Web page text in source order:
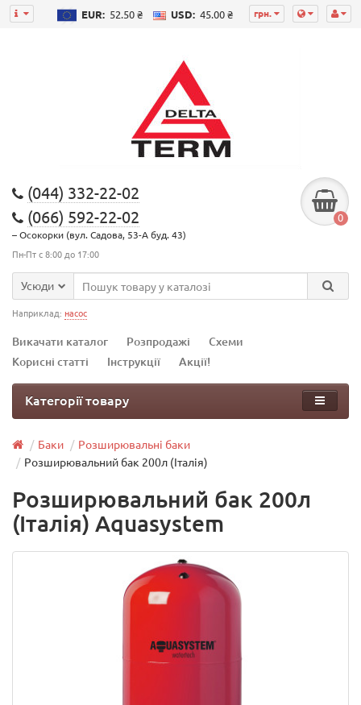
грн.
EUR: 52.50 ₴ USD: 45.00 ₴
(044) 332-22-02
(066) 592-22-02
– Осокорки (вул. Садова, 53-А буд. 43)
Пн-Пт с 8:00 до 17:00
0
Усюди
Наприклад: насос
Викачати каталог Розпродажі
Схеми
Корисні статті
Інструкції Акції!
Категорії товару
Баки
Розширювальні баки
Розширювальний бак 200л (Італія)
Розширювальний бак 200л
(Італія) Aquasystem